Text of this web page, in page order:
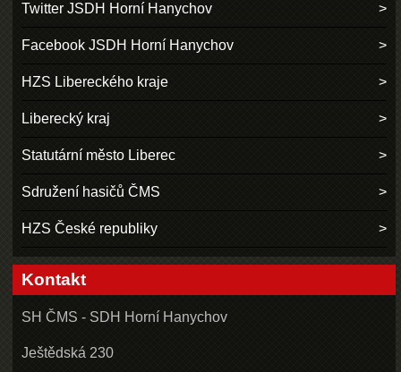
Twitter JSDH Horní Hanychov
Facebook JSDH Horní Hanychov
HZS Libereckého kraje
Liberecký kraj
Statutární město Liberec
Sdružení hasičů ČMS
HZS České republiky
Kontakt
SH ČMS - SDH Horní Hanychov
Ještědská 230